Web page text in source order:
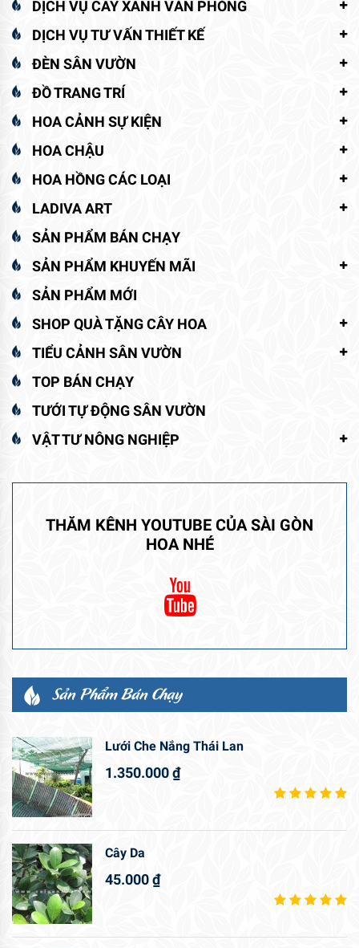
DỊCH VỤ CÂY XANH VĂN PHÒNG
DỊCH VỤ TƯ VẤN THIẾT KẾ
ĐÈN SÂN VƯỜN
ĐỒ TRANG TRÍ
HOA CẢNH SỰ KIỆN
HOA CHẬU
HOA HỒNG CÁC LOẠI
LADIVA ART
SẢN PHẨM BÁN CHẠY
SẢN PHẨM KHUYẾN MÃI
SẢN PHẨM MỚI
SHOP QUÀ TẶNG CÂY HOA
TIỂU CẢNH SÂN VƯỜN
TOP BÁN CHẠY
TƯỚI TỰ ĐỘNG SÂN VƯỜN
VẬT TƯ NÔNG NGHIỆP
THĂM KÊNH YOUTUBE CỦA SÀI GÒN
HOA NHÉ
Sản Phẩm Bán Chạy
Lưới Che Nắng Thái Lan
1.350.000₫
Cây Da
45.000₫